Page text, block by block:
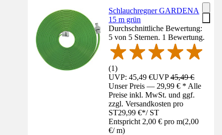
Schlauchregner GARDENA
15 m grün
Durchschnittliche Bewertung:
5 von 5 Sternen. 1 Bewertung.
(1)
UVP: 45,49 €UVP45,49 €
Unser Preis — 29,99 € * Alle
Preise inkl. MwSt. und ggf.
zzgl. Versandkosten pro
ST29,99 €*/ ST
Entspricht 2,00 € pro m(2,00
€/ m)